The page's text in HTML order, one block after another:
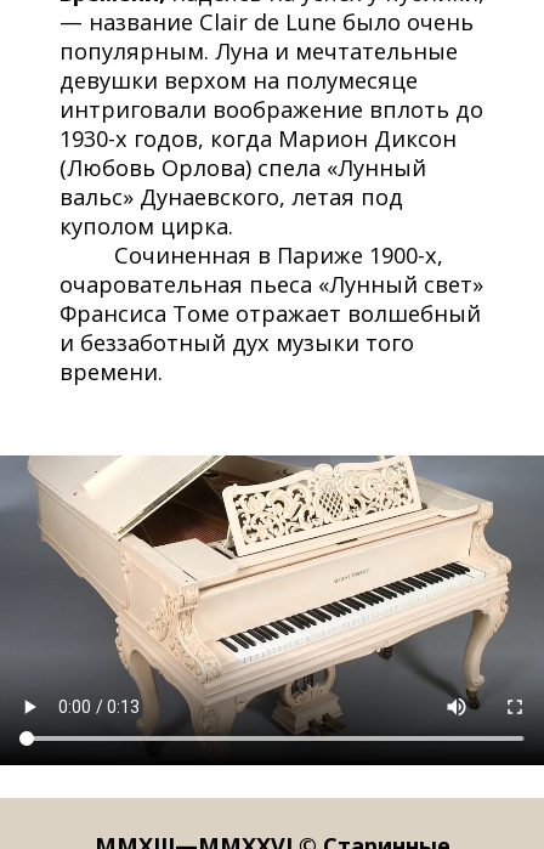
— название Clair de Lune было очень
популярным. Луна и мечтательные
девушки верхом на полумесяце
интриговали воображение вплоть до
1930-х годов, когда Марион Диксон
(Любовь Орлова) спела «Лунный
вальс» Дунаевского, летая под
куполом цирка.
Сочиненная в Париже 1900-х,
очаровательная пьеса «Лунный свет»
Франсиса Томе отражает волшебный
и беззаботный дух музыки того
времени.